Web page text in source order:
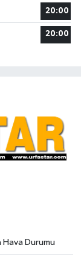
20:00
20:00
Hava Durumu